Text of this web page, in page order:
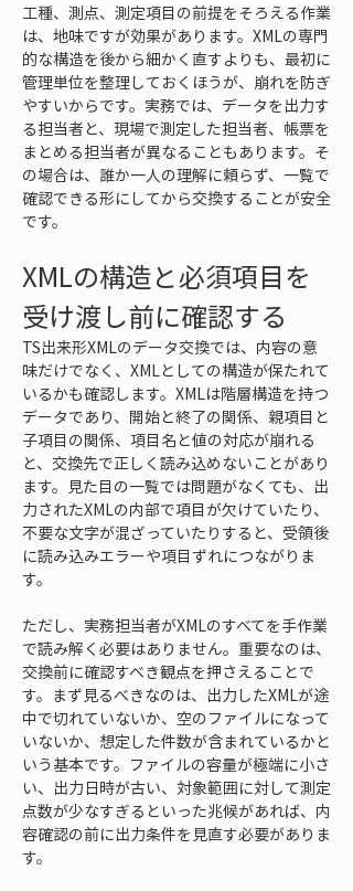
工種、測点、測定項目の前提をそろえる作業
は、地味ですが効果があります。XMLの専門
的な構造を後から細かく直すよりも、最初に
管理単位を整理しておくほうが、崩れを防ぎ
やすいからです。実務では、データを出力す
る担当者と、現場で測定した担当者、帳票を
まとめる担当者が異なることもあります。そ
の場合は、誰か一人の理解に頼らず、一覧で
確認できる形にしてから交換することが安全
です。
XMLの構造と必須項目を
受け渡し前に確認する
TS出来形XMLのデータ交換では、内容の意
味だけでなく、XMLとしての構造が保たれて
いるかも確認します。XMLは階層構造を持つ
データであり、開始と終了の関係、親項目と
子項目の関係、項目名と値の対応が崩れる
と、交換先で正しく読み込めないことがあり
ます。見た目の一覧では問題がなくても、出
力されたXMLの内部で項目が欠けていたり、
不要な文字が混ざっていたりすると、受領後
に読み込みエラーや項目ずれにつながりま
す。
ただし、実務担当者がXMLのすべてを手作業
で読み解く必要はありません。重要なのは、
交換前に確認すべき観点を押さえることで
す。まず見るべきなのは、出力したXMLが途
中で切れていないか、空のファイルになって
いないか、想定した件数が含まれているかと
いう基本です。ファイルの容量が極端に小さ
い、出力日時が古い、対象範囲に対して測定
点数が少なすぎるといった兆候があれば、内
容確認の前に出力条件を見直す必要がありま
す。